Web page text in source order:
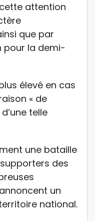
attention
que par
pour la demi-
élevé en cas
« de
telle
une bataille
des
un
national.